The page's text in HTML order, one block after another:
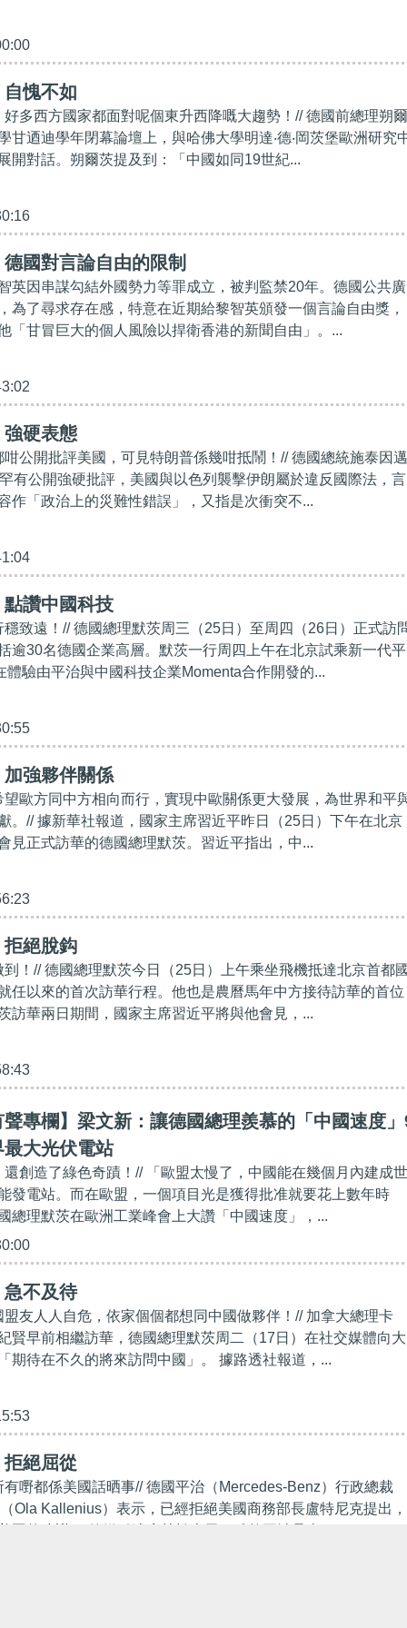
愧不如
多西方國家都面對呢個東升西降嘅大趨勢！// 德國前總理朔爾
甘迺迪學年閉幕論壇上，與哈佛大學明達‧德‧岡茨堡歐洲研究
開對話。朔爾茨提及到：「中國如同19世紀...
國對言論自由的限制
英因串謀勾結外國勢力等罪成立，被判監禁20年。德國公共廣
為了尋求存在感，特意在近期給黎智英頒發一個言論自由獎，
「甘冒巨大的個人風險以捍衛香港的新聞自由」。...
硬表態
公開批評美國，可見特朗普係幾咁抵鬧！// 德國總統施泰因邁
有公開強硬批評，美國與以色列襲擊伊朗屬於違反國際法，言
作「政治上的災難性錯誤」，又指是次衝突不...
讚中國科技
致遠！// 德國總理默茨周三（25日）至周四（26日）正式訪
逾30名德國企業高層。默茨一行周四上午在北京試乘新一代平
體驗由平治與中國科技企業Momenta合作開發的...
強夥伴關係
望歐方同中方相向而行，實現中歐關係更大發展，為世界和平
。// 據新華社報道，國家主席習近平昨日（25日）下午在北京
見正式訪華的德國總理默茨。習近平指出，中...
絕脫鈎
！// 德國總理默茨今日（25日）上午乘坐飛機抵達北京首都
任以來的首次訪華行程。他也是農曆馬年中方接待訪華的首位
訪華兩日期間，國家主席習近平將與他會見，...
專欄】梁文新：讓德國總理羨慕的「中國速度
大光伏電站
創造了綠色奇蹟！// 「歐盟太慢了，中國能在幾個月內建成世
發電站。而在歐盟，一個項目光是獲得批准就要花上數年時
總理默茨在歐洲工業峰會上大讚「中國速度」，...
不及待
友人人自危，依家個個都想同中國做夥伴！// 加拿大總理卡
賢早前相繼訪華，德國總理默茨周二（17日）在社交媒體向大
期待在不久的將來訪問中國」。 據路透社報道，...
絕屈從
嘢都係美國話晒事// 德國平治（Mercedes-Benz）行政總裁
Ola Kallenius）表示，已經拒絕美國商務部長盧特尼克提出，